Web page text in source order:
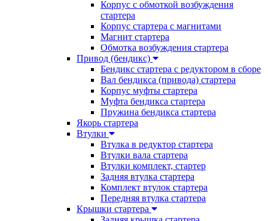
Корпус с обмоткой возбуждения
стартера
Корпус стартера с магнитами
Магнит стартера
Обмотка возбуждения стартера
Привод (бендикс)
Бендикс стартера с редуктором в сборе
Вал бендикса (привода) стартера
Корпус муфты стартера
Муфта бендикса стартера
Пружина бендикса стартера
Якорь стартера
Втулки
Втулка в редуктор стартера
Втулки вала стартера
Втулки комплект, стартер
Задняя втулка стартера
Комплект втулок стартера
Передняя втулка стартера
Крышки стартера